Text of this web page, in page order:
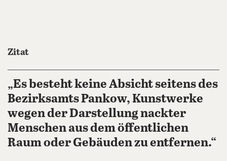
Zitat
„Es besteht keine Absicht seitens des
Bezirksamts Pankow, Kunstwerke
wegen der Darstellung nackter
Menschen aus dem öffentlichen
Raum oder Gebäuden zu entfernen.“